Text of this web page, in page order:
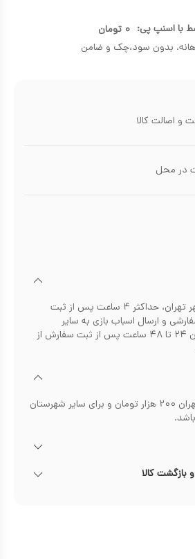
با اسنپ پی: ۰ تومان
و اصالت کالا
در محل
ارسال اسباب بازی در شهر تهران، حداکثر ۴ ساعت پس از ثبت
و ارسال اسباب بازی به سایر
شهرستان ها، حداکثر بین ۲۴ تا ۴۸ ساعت پس از ثبت سفارش از
هزینه ارسال برای شهر تهران ۲۰۰ هزار تومان و برای سایر شهرستان
کالا